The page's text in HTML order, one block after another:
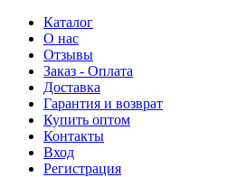
Каталог
О нас
Отзывы
Заказ - Оплата
Доставка
Гарантия и возврат
Купить оптом
Контакты
Вход
Регистрация